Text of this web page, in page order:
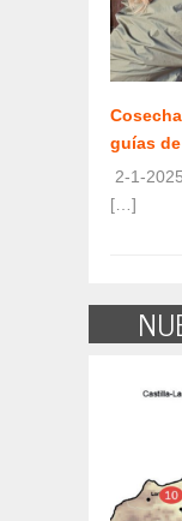
guías
2-1-
[…]